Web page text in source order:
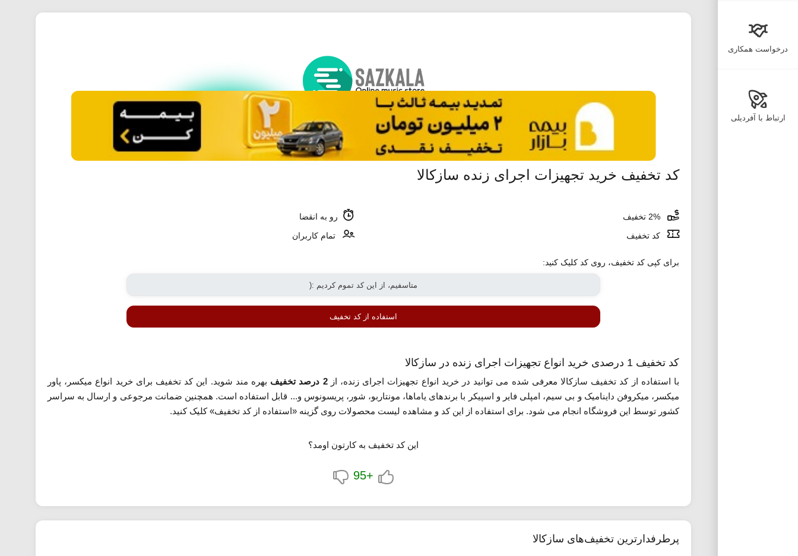
درخواست همکاری
ارتباط با آفردیلی
کد تخفیف خرید تجهیزات اجرای زنده سازکالا
رو به انقضا
کد تخفیف
تمام کاربران
برای کپی کد تخفیف، روی کد کلیک کنید:
استفاده از کد تخفیف
کد تخفیف 1 درصدی خرید انواع تجهیزات اجرای زنده در سازکالا
با استفاده از کد تخفیف سازکالا معرفی شده می توانید در خرید انواع تجهیزات اجرای زنده، از2 درصد تخفیف
بهره مند شوید. این کد تخفیف برای خرید انواع میکسر، پاور
میکسر، میکروفن داینامیک و بی سیم، امپلی فایر و اسپیکر با برندهای یاماها، مونتاربو، شور، پریسونوس و... قابل استفاده است. همچنین ضمانت مرجوعی و ارسال به سراسر
کشور توسط این فروشگاه انجام می شود. برای استفاده از این کد و مشاهده لیست محصولات روی گزینه «استفاده از کد تخفیف» کلیک کنید.
این کد تخفیف به کارتون اومد؟
+95
پرطرفدارترین تخفیف‌های سازکالا